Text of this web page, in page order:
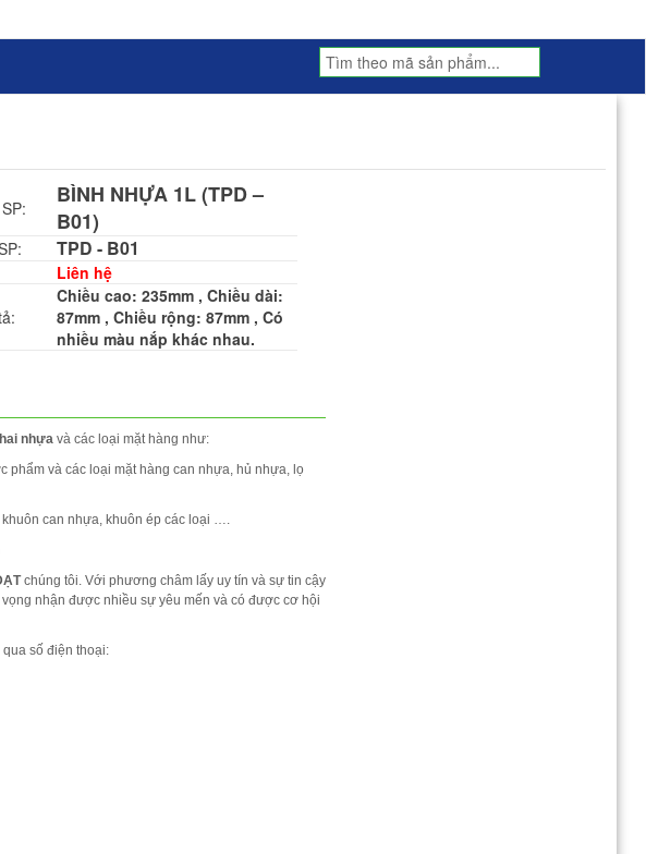
BÌNH NHỰA 1L (TPD –
B01)
TPD - B01
Liên hệ
Chiều cao: 235mm , Chiều dài:
87mm , Chiều rộng: 87mm , Có
nhiều màu nắp khác nhau.
nhựavà các loại mặt hàng như:
phẩm và các loại mặt hàng can nhựa, hủ nhựa, lọ
can nhựa, khuôn ép các loại ….
chúng tôi. Với phương châm lấy uy tín và sự tin cậy
nhận được nhiều sự yêu mến và có được cơ hội
số điện thoại: